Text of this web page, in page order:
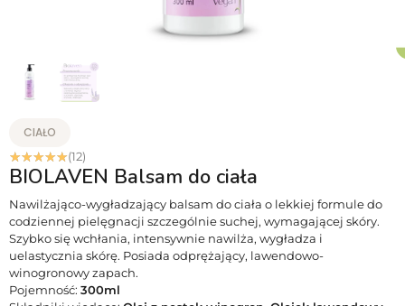
CIAŁO
☆☆☆☆☆(12)
BIOLAVEN Balsam do ciała
Nawilżająco-wygładzający balsam do ciała o lekkiej formule do
codziennej pielęgnacji szczególnie suchej, wymagającej skóry.
Szybko się wchłania, intensywnie nawilża, wygładza i
uelastycznia skórę. Posiada odprężający, lawendowo-
winogronowy zapach.
Pojemność: 300ml